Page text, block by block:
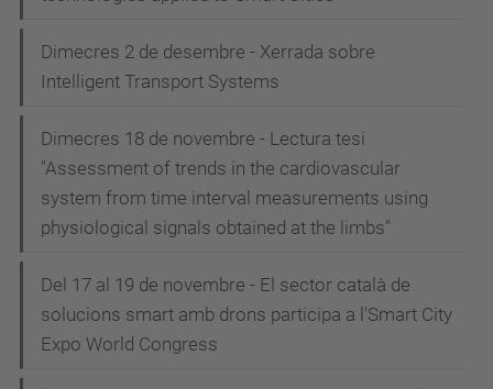
Dimecres 2 de desembre - Xerrada sobre
Intelligent Transport Systems
Dimecres 18 de novembre - Lectura tesi
"Assessment of trends in the cardiovascular
system from time interval measurements using
physiological signals obtained at the limbs"
Del 17 al 19 de novembre - El sector català de
solucions smart amb drons participa a l'Smart City
Expo World Congress